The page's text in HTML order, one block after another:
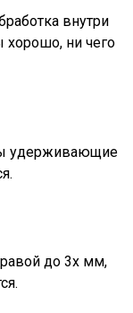
внутри
хорошо, ни чего
удерживающие
до 3х мм,